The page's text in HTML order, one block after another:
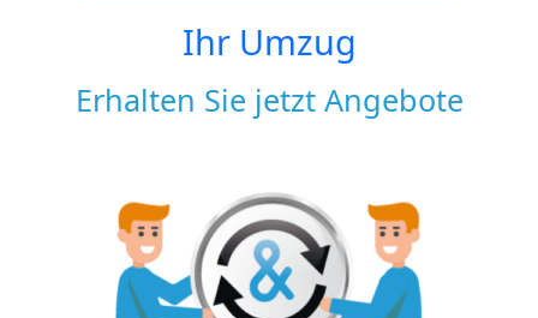
Ihr Umzug
Erhalten Sie jetzt Angebote